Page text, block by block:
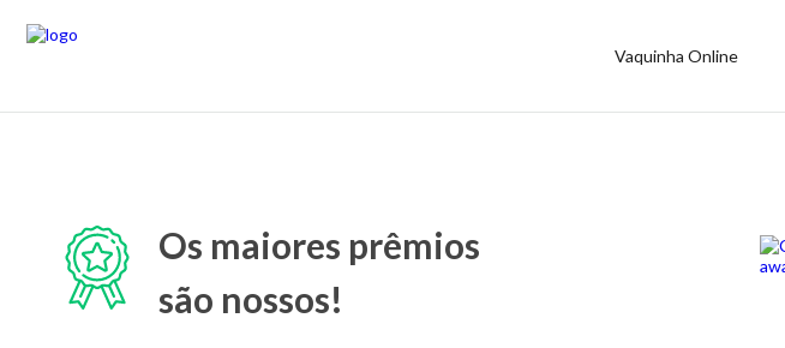
Vaquinha Online
Os maiores prêmios
são nossos!